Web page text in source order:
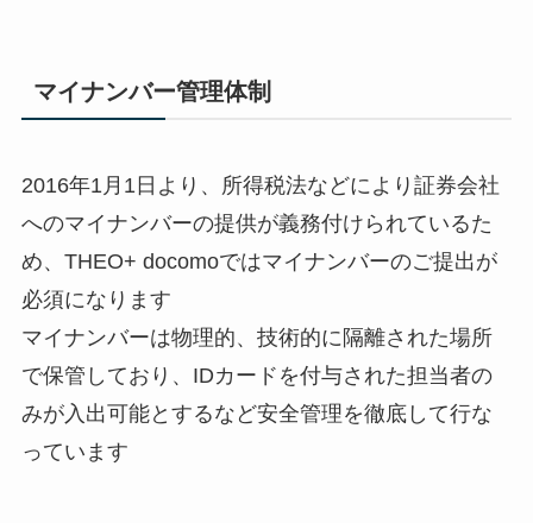
マイナンバー管理体制
2016年1月1日より、所得税法などにより証券会社
へのマイナンバーの提供が義務付けられているた
め、 THEO+ docomoではマイナンバーのご提出が
必須になります
マイナンバーは物理的、技術的に隔離された場所
で保管しており、IDカードを付与された担当者の
みが入出可能とするなど安全管理を徹底して行な
っています